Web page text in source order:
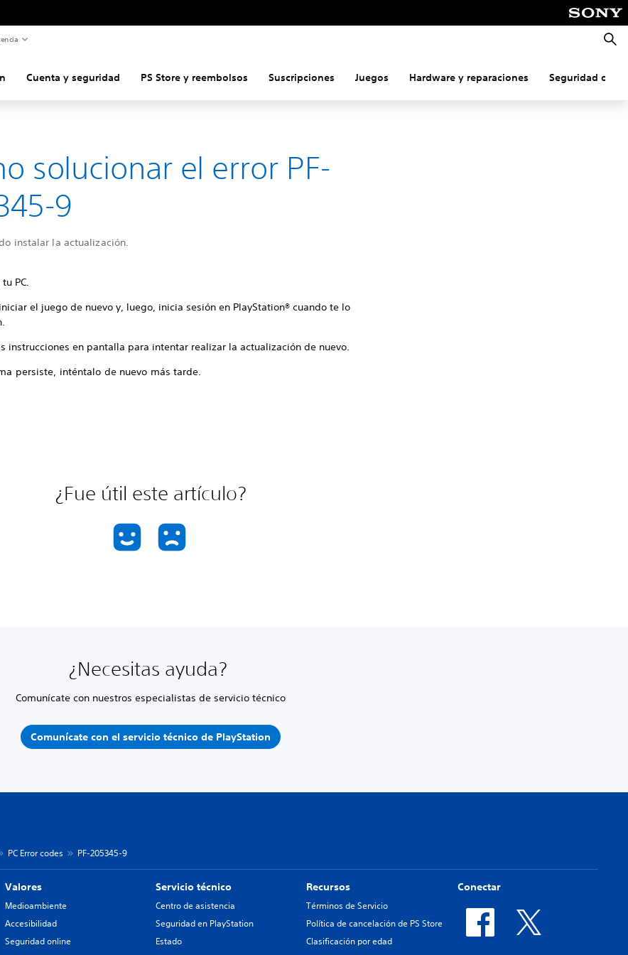
Cuenta y seguridad PS Store y reembolsos Suscripciones Juegos Hardware y reparaciones Seguridad
solucionar el error PF-
9
instalar la actualización.
PC.
el juego de nuevo y, luego, inicia sesión en PlayStation® cuando te lo
instrucciones en pantalla para intentar realizar la actualización de nuevo.
persiste, inténtalo de nuevo más tarde.
¿Fue útil este artículo?
¿Necesitas ayuda?
Comunícate con nuestros especialistas de servicio técnico
Comunícate con el servicio técnico de PlayStation
PC Error codes PF-205345-9
Valores
Medioambiente
Accesibilidad
Seguridad online
Servicio técnico
Centro de asistencia
Seguridad en PlayStation
Estado
Recursos
Términos de Servicio
Política de cancelación de PS Store
Clasificación por edad
Conectar